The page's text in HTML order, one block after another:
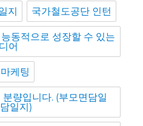
지 국가철도공단 인턴
동적으로 성장할 수 있는
어
마케팅
량입니다. (부모면담일
일지)